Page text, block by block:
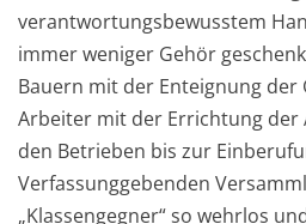
verantwortungsbewusstem
immer weniger Gehör
Bauern mit der Enteignung
Arbeiter mit der Errichtung
den Betrieben bis zur
Verfassunggebenden
„Klassengegner“ so wehrlos